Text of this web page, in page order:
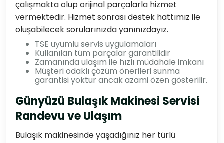
çalışmakta olup orijinal parçalarla hizmet
vermektedir. Hizmet sonrası destek hattımız ile
oluşabilecek sorularınızda yanınızdayız.
TSE uyumlu servis uygulamaları
Kullanılan tüm parçalar garantilidir
Zamanında ulaşım ile hızlı müdahale imkanı
Müşteri odaklı çözüm önerileri sunma
garantisi yoktur ancak azami özen gösterilir.
Günyüzü Bulaşık Makinesi Servisi
Randevu ve Ulaşım
Bulaşık makinesinde yaşadığınız her türlü